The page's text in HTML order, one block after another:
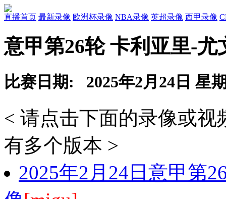
直播首页 最新录像 欧洲杯录像 NBA录像 英超录像 西甲录像
意甲第26轮 卡利亚里-
比赛日期: 2025年2月24日 星
< 请点击下面的录像或
有多个版本 >
2025年2月24日意甲第